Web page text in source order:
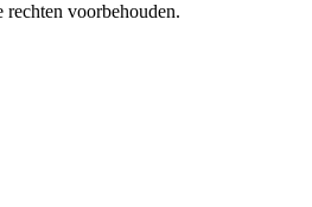
voorbehouden.